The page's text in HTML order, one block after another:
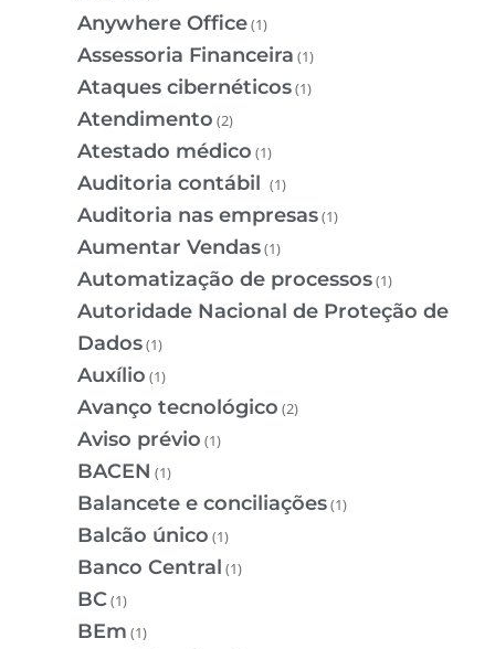
Anywhere Office(1)
Assessoria Financeira (1)
Ataques cibernéticos(1)
Atendimento (2)
Atestado médico (1)
Auditoria contábil (1)
Auditoria nas empresas(1)
Aumentar Vendas(1)
Automatização de processos(1)
Autoridade Nacional de Proteção de
Dados(1)
Auxílio (1)
Avanço tecnológico (2)
Aviso prévio (1)
BACEN (1)
Balancete e conciliações(1)
Balcão único (1)
Banco Central (1)
BC(1)
BEm (1)